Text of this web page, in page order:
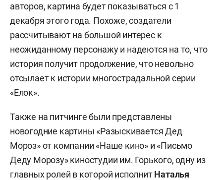
авторов, картина будет показываться с 1
декабря этого года. Похоже, создатели
рассчитывают на большой интерес к
неожиданному персонажу и надеются на то, что
история получит продолжение, что невольно
отсылает к истории многострадальной серии
«Елок».
Также на питчинге были представлены
новогодние картины «Разыскивается Дед
Мороз» от компании «Наше кино» и «Письмо
Деду Морозу» киностудии им. Горького, одну из
главных ролей в которой исполнитНаталья